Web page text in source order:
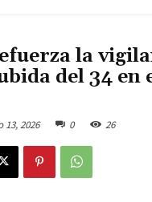
la
del 34 en
13, 2026 0 26